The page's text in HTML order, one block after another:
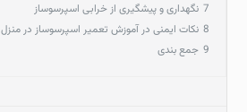
7 نگهداری و پیشگیری از خرابی اسپرسوساز
8 نکات ایمنی در آموزش تعمیر اسپرسوساز در منزل
9 جمع‌ بندی